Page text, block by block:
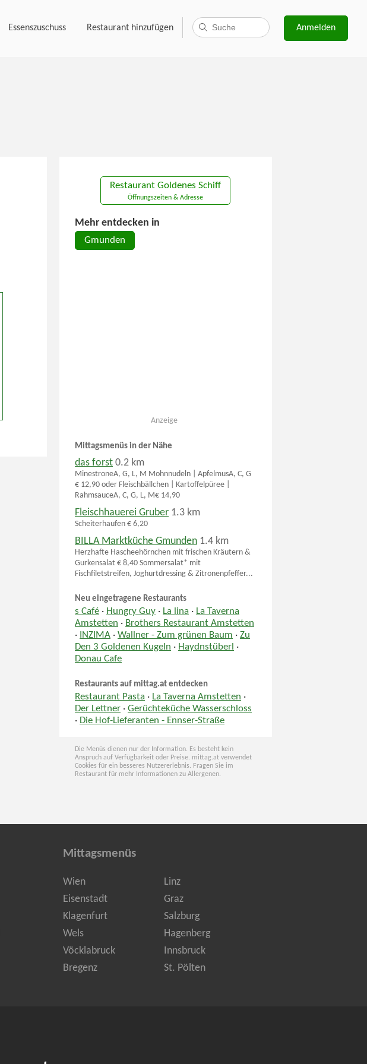
Essenszuschuss Restaurant hinzufügen Anmelden
Restaurant Goldenes Schiff
Öffnungszeiten & Adresse
Mehr entdecken in
Gmunden
Anzeige
Mittagsmenüs in der Nähe
das forst 0.2 km
MinestroneA, G, L, M Mohnnudeln | ApfelmusA, C, G
€ 12,90 oder Fleischbällchen | Kartoffelpüree |
RahmsauceA, C, G, L, M€ 14,90
Fleischhauerei Gruber 1.3 km
Scheiterhaufen € 6,20
BILLA Marktküche Gmunden 1.4 km
Herzhafte Hascheehörnchen mit frischen Kräutern &
Gurkensalat € 8,40 Sommersalat* mit
Fischfiletstreifen, Joghurtdressing & Zitronenpfeffer...
Neu eingetragene Restaurants
s Café · Hungry Guy · La lina · La Taverna
Amstetten · Brothers Restaurant Amstetten
·
INZIMA ·Wallner - Zum grünen Baum ·Zu
Den 3 Goldenen Kugeln · Haydnstüberl ·
Donau Cafe
Restaurants auf mittag.at entdecken
Restaurant Pasta · La Taverna Amstetten ·
Der Lettner ·Gerüchteküche Wasserschloss
· Die Hof-Lieferanten - Ennser-Straße
Die Menüs dienen nur der Information. Es besteht kein
Anspruch auf Verfügbarkeit oder Preise. mittag.at verwendet
Cookies für ein besseres Nutzererlebnis. Fragen Sie im
Restaurant für mehr Informationen zu Allergenen.
Mittagsmenüs
Wien
Linz
Eisenstadt
Graz
Klagenfurt
Salzburg
Wels
Hagenberg
Vöcklabruck
Innsbruck
Bregenz
St. Pölten